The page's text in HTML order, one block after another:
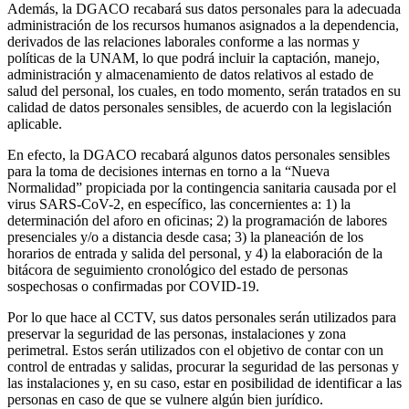
Además, la DGACO recabará sus datos personales para la adecuada
administración de los recursos humanos asignados a la dependencia,
derivados de las relaciones laborales conforme a las normas y
políticas de la UNAM, lo que podrá incluir la captación, manejo,
administración y almacenamiento de datos relativos al estado de
salud del personal, los cuales, en todo momento, serán tratados en su
calidad de datos personales sensibles, de acuerdo con la legislación
aplicable.
En efecto, la DGACO recabará algunos datos personales sensibles
para la toma de decisiones internas en torno a la “Nueva
Normalidad” propiciada por la contingencia sanitaria causada por el
virus SARS-CoV-2, en específico, las concernientes a: 1) la
determinación del aforo en oficinas; 2) la programación de labores
presenciales y/o a distancia desde casa; 3) la planeación de los
horarios de entrada y salida del personal, y 4) la elaboración de la
bitácora de seguimiento cronológico del estado de personas
sospechosas o confirmadas por COVID-19.
Por lo que hace al CCTV, sus datos personales serán utilizados para
preservar la seguridad de las personas, instalaciones y zona
perimetral. Estos serán utilizados con el objetivo de contar con un
control de entradas y salidas, procurar la seguridad de las personas y
las instalaciones y, en su caso, estar en posibilidad de identificar a las
personas en caso de que se vulnere algún bien jurídico.